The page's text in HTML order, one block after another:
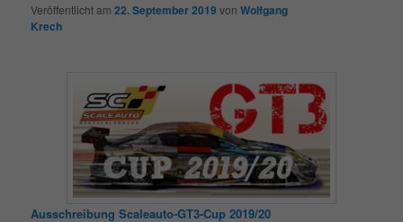
Veröffentlicht am22. September 2019 vonWolfgang
Krech
Ausschreibung Scaleauto-GT3-Cup 2019/20